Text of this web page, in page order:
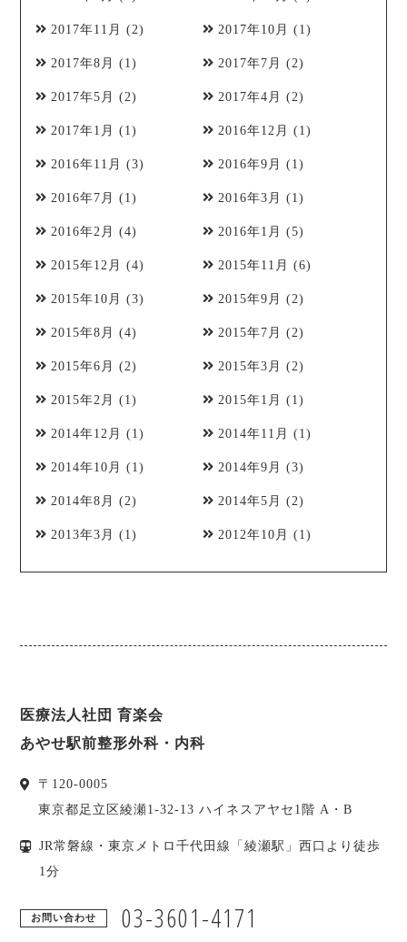
2017年11月 (2) 2017年10月 (1)
2017年8月 (1) 2017年7月 (2)
2017年5月 (2) 2017年4月 (2)
2017年1月 (1) 2016年12月 (1)
2016年11月 (3) 2016年9月 (1)
2016年7月 (1) 2016年3月 (1)
2016年2月 (4) 2016年1月 (5)
2015年12月 (4) 2015年11月 (6)
2015年10月 (3) 2015年9月 (2)
2015年8月 (4) 2015年7月 (2)
2015年6月 (2) 2015年3月 (2)
2015年2月 (1) 2015年1月 (1)
2014年12月 (1) 2014年11月 (1)
2014年10月 (1) 2014年9月 (3)
2014年8月 (2) 2014年5月 (2)
2013年3月 (1) 2012年10月 (1)
医療法人社団 育楽会
あやせ駅前整形外科・内科
〒 120-0005
東京都足立区綾瀬1-32-13 ハイネスアヤセ1階 A・B
JR常磐線・東京メトロ千代田線「綾瀬駅」西口より徒歩
1分
お問い合わせ 03-3601-4171